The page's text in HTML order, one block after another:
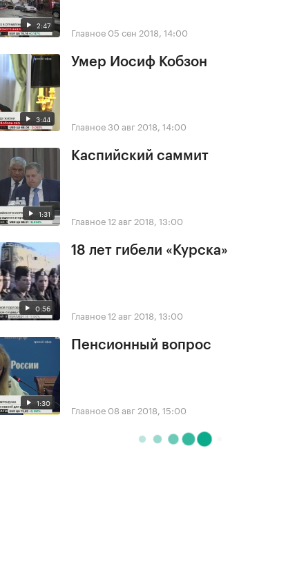
2:47 Главное 05 сен 2018, 14:00
3:44
Умер Иосиф Кобзон
Главное30 авг 2018, 14:00
1:31
Каспийский саммит
Главное12 авг 2018, 13:00
0:56
18 лет гибели «Курска»
Главное12 авг 2018, 13:00
1:30
Пенсионный вопрос
Главное 08 авг 2018, 15:00